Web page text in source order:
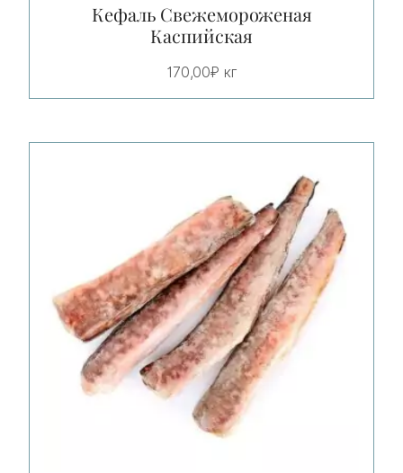
Кефаль Свежемороженая
Каспийская
170,00₽ кг